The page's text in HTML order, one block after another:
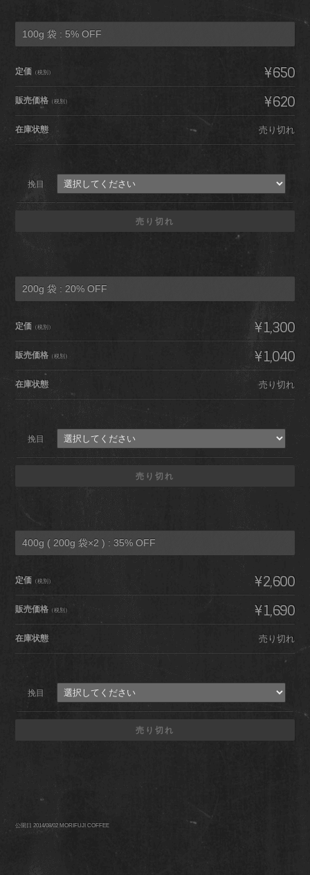
100g 袋 : 5% OFF
定価 （税別） ¥650
販売価格 （税別） ¥620
在庫状態 売り切れ
挽目
売り切れ
200g 袋 : 20% OFF
定価 （税別） ¥1,300
販売価格 （税別） ¥1,040
在庫状態 売り切れ
挽目
売り切れ
400g ( 200g 袋×2 ) : 35% OFF
定価 （税別） ¥2,600
販売価格 （税別） ¥1,690
在庫状態 売り切れ
挽目
売り切れ
公開日 2014/08/02 MORIFUJI COFFEE